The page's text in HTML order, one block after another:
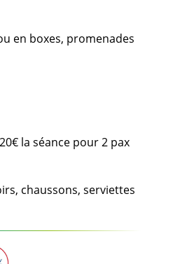
en boxes, promenades
la séance pour 2 pax
chaussons, serviettes